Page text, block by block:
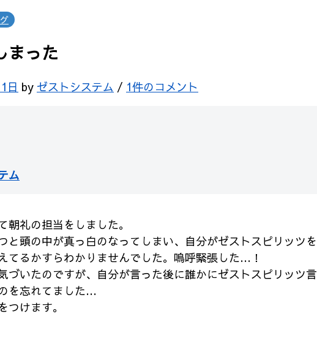
まった
日 by ゼストシステム / 1件のコメント
ム
朝礼の担当をしました。
と頭の中が真っ白のなってしまい、自分がゼストスピリッツを
てるかすらわかりませんでした。嗚呼緊張した…！
づいたのですが、自分が言った後に誰かにゼストスピリッツ言
を忘れてました…
つけます。